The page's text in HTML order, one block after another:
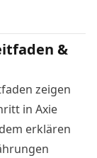
&
zeigen
in Axie
erklären